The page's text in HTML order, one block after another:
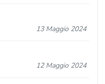
13 Maggio 2024
12 Maggio 2024